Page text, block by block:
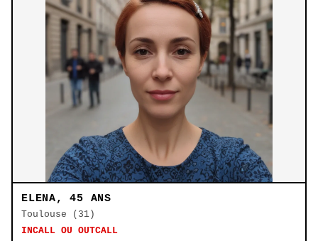
ELENA, 45 ANS
Toulouse (31)
INCALL OU OUTCALL